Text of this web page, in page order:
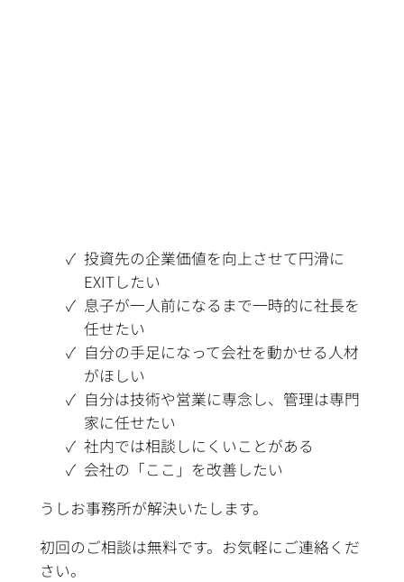
投資先の企業価値を向上させて円滑に
EXITしたい
息子が一人前になるまで一時的に社長を
任せたい
自分の手足になって会社を動かせる人材
がほしい
自分は技術や営業に専念し、管理は専門
家に任せたい
社内では相談しにくいことがある
会社の「ここ」を改善したい
うしお事務所が解決いたします。
初回のご相談は無料です。お気軽にご連絡くだ
さい。